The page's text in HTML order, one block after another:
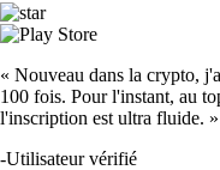
« Nouveau dans la crypto,
100 fois. Pour l'instant, au
l'inscription est ultra fluide. »
-Utilisateur vérifié